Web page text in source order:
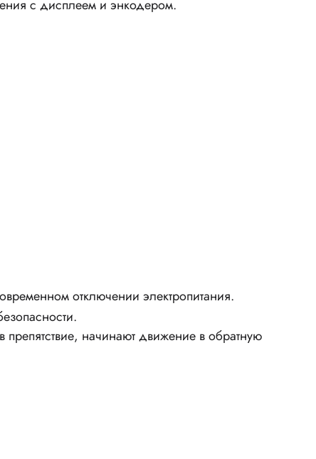
с дисплеем и энкодером.
отключении электропитания.
начинают движение в обратную